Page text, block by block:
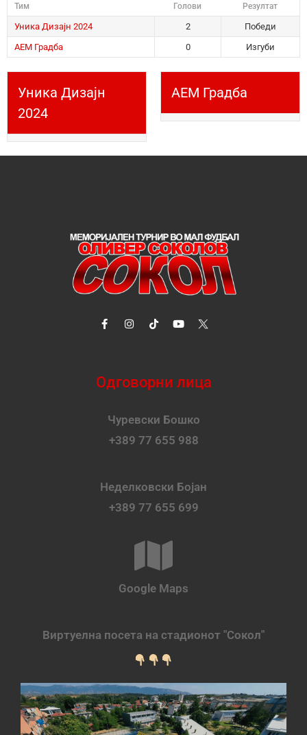
Тим Голови Резултат
Уника Дизајн 2024 2
Победи
АЕМ Градба
0 Изгуби
Уника Дизајн
2024
АЕМ Градба
Одговорни лица
Чуревски Бошко
+389 77 655 988
Неделковски Бојан
+389 77 655 699
Google Maps
Виртуелна посета на стадионот "Сокол"